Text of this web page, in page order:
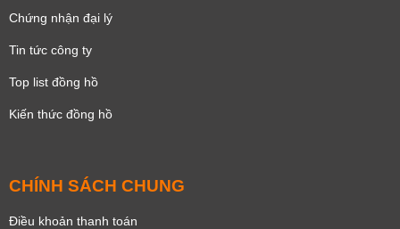
Chứng nhận đại lý
Tin tức công ty
Top list đồng hồ
Kiến thức đồng hồ
CHÍNH SÁCH CHUNG
Điều khoản thanh toán